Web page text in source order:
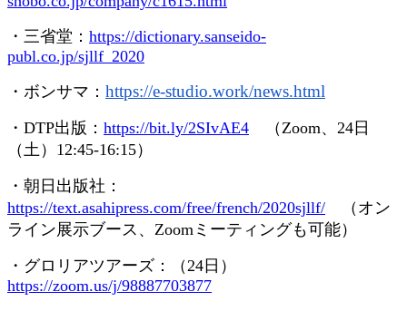
・三省堂： https://dictionary.sanseido-
publ.co.jp/sjllf_2020
・ボンサマ： https://e-studio.work/news.html
・ DTP出版： https://bit.ly/2SIvAE4 （Zoom、 24 日
（土） 12:45-16:15）
・朝日出版社：
https://text.asahipress.com/free/french/2020sjllf/ （オン
ライン展示ブース、 Zoom ミーティングも可能）
・グロリアツアーズ：（24 日）
https://zoom.us/j/98887703877